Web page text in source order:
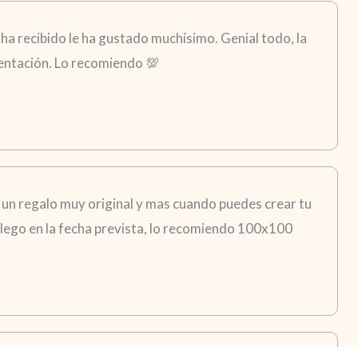
recibido le ha gustado muchísimo. Genial todo, la
Lo recomiendo 💯
regalo muy original y mas cuando puedes crear tu
en la fecha prevista, lo recomiendo 100x100